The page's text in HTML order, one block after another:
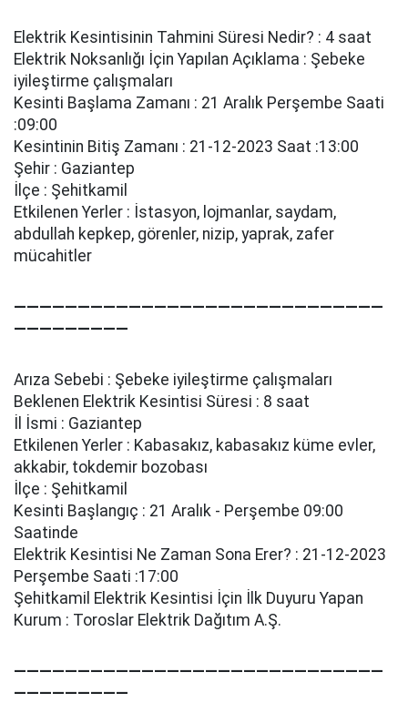
Elektrik Kesintisinin Tahmini Süresi Nedir? : 4 saat
Elektrik Noksanlığı İçin Yapılan Açıklama : Şebeke
i̇yi̇leşti̇rme çalışmaları
Kesinti Başlama Zamanı : 21 Aralık Perşembe Saati
:09:00
Kesintinin Bitiş Zamanı : 21-12-2023 Saat :13:00
Şehir : Gaziantep
İlçe : Şehitkamil
Etkilenen Yerler : İstasyon, lojmanlar, saydam,
abdullah kepkep, görenler, ni̇zi̇p, yaprak, zafer
mücahi̇tler
—————————————————————————————
—————————
Arıza Sebebi : Şebeke i̇yi̇leşti̇rme çalışmaları
Beklenen Elektrik Kesintisi Süresi : 8 saat
İl İsmi : Gaziantep
Etkilenen Yerler : Kabasakız, kabasakız küme evler,
akkabi̇r, tokdemi̇r bozobası
İlçe : Şehitkamil
Kesinti Başlangıç : 21 Aralık - Perşembe 09:00
Saatinde
Elektrik Kesintisi Ne Zaman Sona Erer? : 21-12-2023
Perşembe Saati :17:00
Şehitkamil Elektrik Kesintisi İçin İlk Duyuru Yapan
Kurum : Toroslar Elektrik Dağıtım A.Ş.
—————————————————————————————
—————————